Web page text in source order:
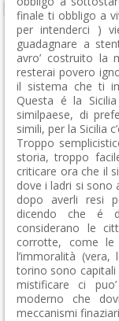
finale ti obbligo a
per intenderci )
guadagnare a
avro’ costruito la
resterai povero
il sistema che ti
Questa é la
similpaese, di
simili, per la Sicilia
Troppo
storia, troppo
criticare ora che il
dove i ladri si sono
dopo averli resi
dicendo che é
considerano le
corrotte, come le
l’immoralità
torino sono capitali
mistificare ci
moderno che
meccanismi